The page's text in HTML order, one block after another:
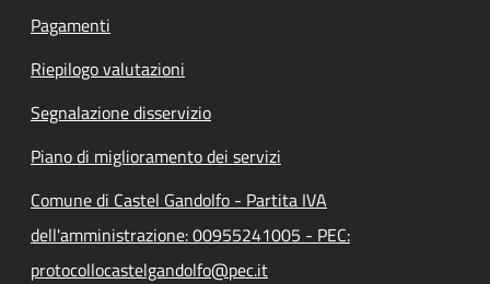
Pagamenti
Riepilogo valutazioni
Segnalazione disservizio
Piano di miglioramento dei servizi
Comune di Castel Gandolfo - Partita IVA
dell'amministrazione: 00955241005 - PEC:
protocollocastelgandolfo@pec.it